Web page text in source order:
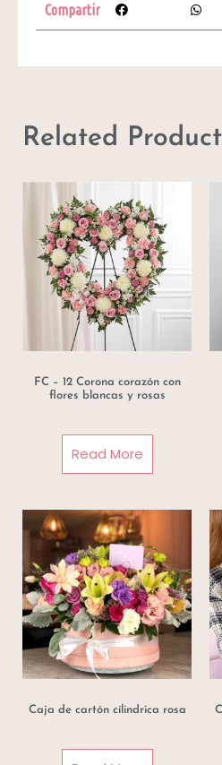
Compartir
Related
FC – 12 Corona corazón con
flores blancas y rosas
Read More
Caja de cartón cílindrica rosa